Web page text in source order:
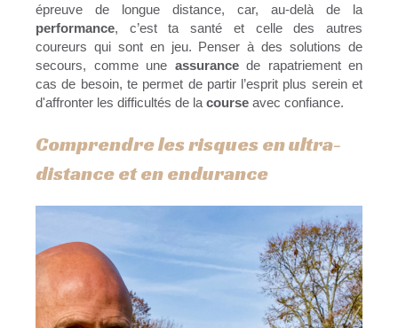
épreuve de longue distance, car, au-delà de la
performance, c’est ta santé et celle des autres
coureurs qui sont en jeu. Penser à des solutions de
secours, comme une assurancede rapatriement en
cas de besoin, te permet de partir l’esprit plus serein et
d'affronter les difficultés de la course avec confiance.
Comprendre les risques en ultra-
distance et en endurance